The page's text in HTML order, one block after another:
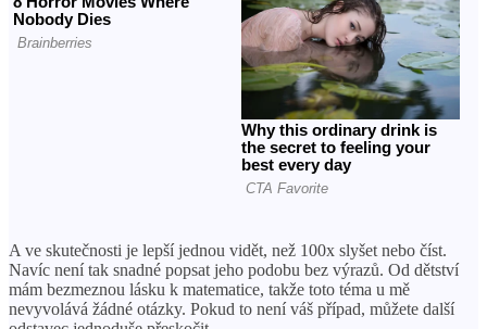
A ve skutečnosti je lepší jednou vidět, než 100x slyšet nebo číst.
Navíc není tak snadné popsat jeho podobu bez výrazů. Od dětství
mám bezmeznou lásku k matematice, takže toto téma u mě
nevyvolává žádné otázky. Pokud to není váš případ, můžete další